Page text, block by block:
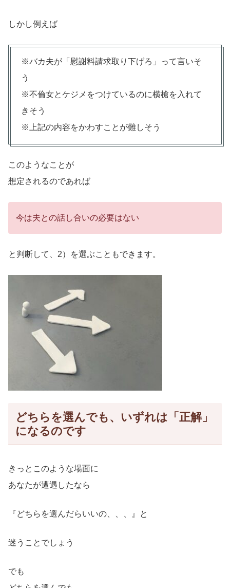
しかし例えば
※バカ夫が「慰謝料請求取り下げろ」って言いそ
う
※不倫女とケジメをつけているのに横槍を入れて
きそう
※上記の内容をかわすことが難しそう
このようなことが
想定されるのであれば
今は夫との話し合いの必要はない
と判断して、2）を選ぶこともできます。
どちらを選んでも、いずれは「正解」
になるのです
きっとこのような場面に
あなたが遭遇したなら
『どちらを選んだらいいの、、、』と
迷うことでしょう
でも